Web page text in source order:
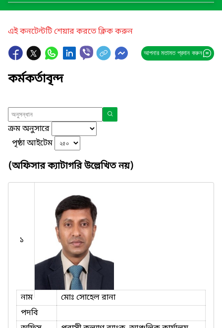
এই কনটেন্টটি শেয়ার করতে ক্লিক করুন
আপনার মতামত প্রদান করুন
কর্মকর্তাবৃন্দ
ক্রম অনুসারে
পৃষ্ঠা আইটেম
(অফিসার ক্যাটাগরি উল্লেখিত নয়)
১
নাম
মোঃ সোহেল রানা
পদবি